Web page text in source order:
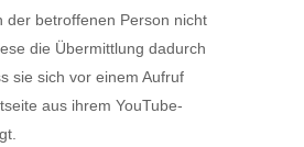
der betroffenen Person nicht
die Übermittlung dadurch
sie sich vor einem Aufruf
aus ihrem YouTube-